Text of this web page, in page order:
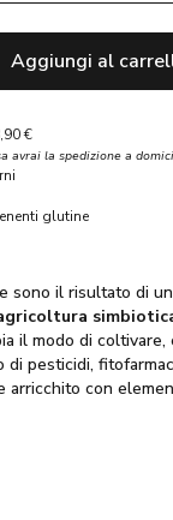
Aggiungi al
€
avrai la spedizione a
glutine
sono il risultato di
il modo di coltivare,
di pesticidi,
arricchito con